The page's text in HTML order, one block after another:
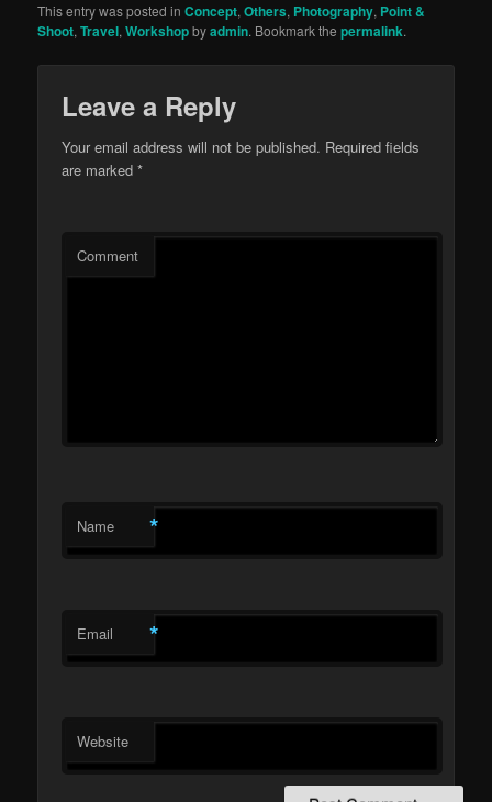
This entry was posted inConcept,Others, Photography, Point &
Shoot,Travel,Workshopbyadmin. Bookmark thepermalink.
Leave a Reply
Your email address will not be published. Required fields
are marked*
Comment
Name *
Email *
Website